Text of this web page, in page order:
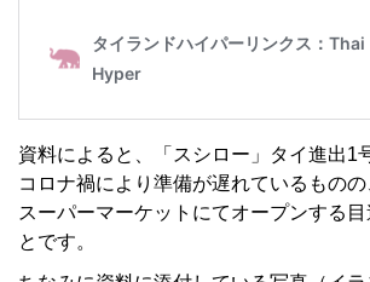
資料によると、「スシロー」タイ進出1
コロナ禍により準備が遅れているもの
スーパーマーケットにてオープンする
とです。